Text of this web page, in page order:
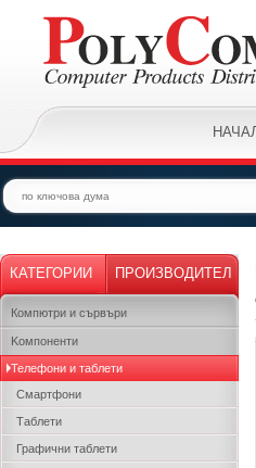
КАТЕГОРИИ ПРОИЗВОДИТЕЛ
Компютри и сървъри
Kомпоненти
Телефони и таблети
Смартфони
Таблети
Графични таблети